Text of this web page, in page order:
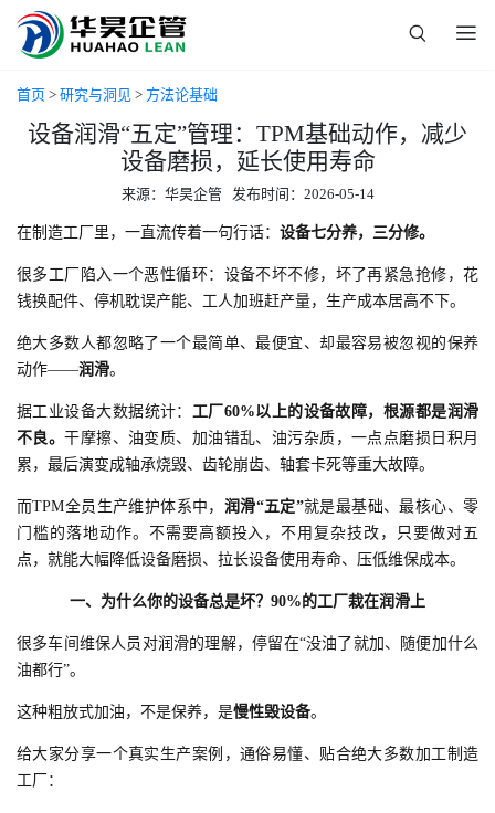
首页 > 研究与洞见 > 方法论基础
设备润滑“五定”管理：TPM基础动作，减少
设备磨损，延长使用寿命
来源：华昊企管 发布时间：2026-05-14
在制造工厂里，一直流传着一句行话： 设备七分养，三分修。
很多工厂陷入一个恶性循环：设备不坏不修，坏了再紧急抢修，花
钱换配件、停机耽误产能、工人加班赶产量，生产成本居高不下。
绝大多数人都忽略了一个最简单、最便宜、却最容易被忽视的保养
动作——润滑。
据工业设备大数据统计： 工厂60%以上的设备故障，根源都是润滑
不良。干摩擦、油变质、加油错乱、油污杂质，一点点磨损日积月
累，最后演变成轴承烧毁、齿轮崩齿、轴套卡死等重大故障。
而TPM全员生产维护体系中， 润滑“五定”就是最基础、最核心、零
门槛的落地动作。不需要高额投入，不用复杂技改，只要做对五
点，就能大幅降低设备磨损、拉长设备使用寿命、压低维保成本。
一、 为什么你的设备总是坏？90%的工厂栽在润滑上
很多车间维保人员对润滑的理解，停留在“没油了就加、随便加什么
油都行”。
这种粗放式加油，不是保养，是慢性毁设备。
给大家分享一个真实生产案例，通俗易懂、贴合绝大多数加工制造
工厂：